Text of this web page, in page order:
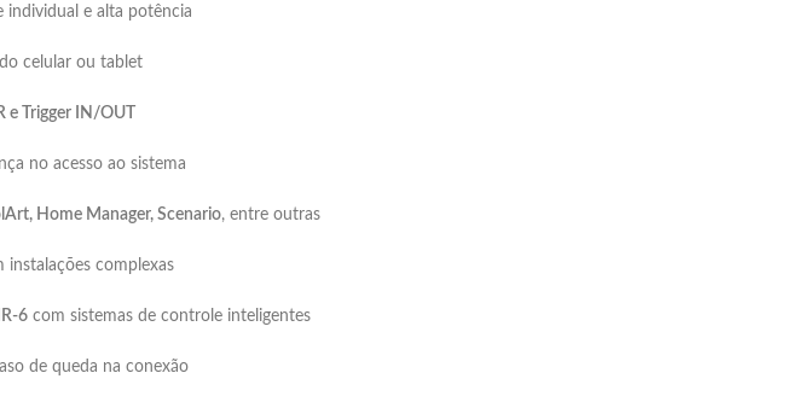
individual e alta potência
celular ou tablet
e Trigger IN/OUT
no acesso ao sistema
Home Manager, Scenario, entre outras
instalações complexas
6 com sistemas de controle inteligentes
de queda na conexão